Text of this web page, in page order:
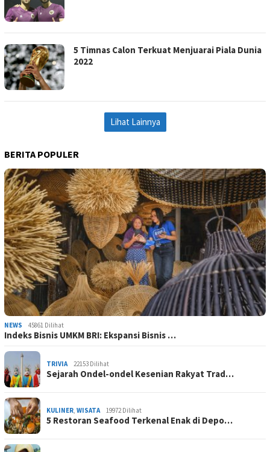
5 Timnas Calon Terkuat Menjuarai Piala Dunia
2022
Lihat Lainnya
BERITA POPULER
NEWS 45861 Dilihat
Indeks Bisnis UMKM BRI: Ekspansi Bisnis …
TRIVIA 22153 Dilihat
Sejarah Ondel-ondel Kesenian Rakyat Trad…
KULINER, WISATA 19972 Dilihat
5 Restoran Seafood Terkenal Enak di Depo…